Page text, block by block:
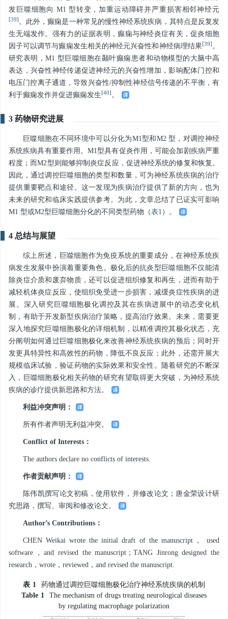
发巨噬细胞向 M1 型转变，加重运动障碍并严重损害相邻神经元
[39] 。此外，癫痫是一种常见的慢性神经系统疾病，其特点是反复发
生无端发作。强有力的证据表明，癫痫与神经炎症有关，促炎细胞
因子可以调节与癫痫发生相关的神经元兴奋性和神经病理结果[39] 。
研究表明，M1 型巨噬细胞在颞叶癫痫患者和动物模型的大脑中高
表达，兴奋性神经传递促进神经元的兴奋性增加，影响配体门控和
电压门控离子通道，导致兴奋性/抑制性神经信号传递的不平衡，有
利于癫痫发作并促进癫痫发生[40] 。
3 药物研究进展
巨噬细胞在不同环境中可以分化为M1型和M2 型，对调控神经
系统疾病具有重要作用。M1型具有促炎作用，可能会加剧疾病严重
程度；而M2型则能够抑制炎症反应，促进神经系统的修复和恢复。
因此，通过调控巨噬细胞的类型和数量，可为神经系统疾病的治疗
提供重要靶点和途径。这一发现为疾病治疗提供了新的方向，也为
未来的研究和临床实践提供参考。为此，文章总结了已证实可影响
M1 型或M2型巨噬细胞分化的不同类型药物（表1 ）。
4 总结与展望
综上所述，巨噬细胞作为免疫系统的重要成分，在神经系统疾
病发生发展中扮演着重要角色。极化后的抗炎型巨噬细胞不仅能清
除炎症介质和废弃物质，还可以促进组织修复和再生，进而有助于
减轻机体炎症反应，使组织免受进一步损害，减缓炎症性疾病的进
展。深入研究巨噬细胞极化调控及其在疾病进展中的动态变化机
制，有助于开发新型疾病治疗策略，提高治疗效果。未来，需要更
深入地探究巨噬细胞极化的详细机制，以精准调控其极化状态，充
分阐明如何通过巨噬细胞极化来改善神经系统疾病的预后；同时开
发更具特异性和高效性的药物，降低不良反应；此外，还需开展大
规模临床试验，验证药物的实际效果和安全性。随着研究的不断深
入，巨噬细胞极化相关药物的研究有望取得更大突破，为神经系统
疾病的诊疗提供新思路和方法。
利益冲突声明：
所有作者声明无利益冲突。
Conflict of Interests：
The authors declare no conflicts of interests.
作者贡献声明：
陈伟凯撰写论文初稿，使用软件，并修改论文；唐金荣设计研
究思路，撰写、审阅和修改论文。
Author’s Contributions：
CHEN Weikai wrote the initial draft of the manuscript， used
software，and revised the manuscript；TANG Jinrong designed the
research，wrote，reviewed，and revised the manuscript.
表 1
药物通过调控巨噬细胞极化治疗神经系统疾病的机制
Table 1
The mechanism of drugs treating neurological diseases
by regulating macrophage polarization